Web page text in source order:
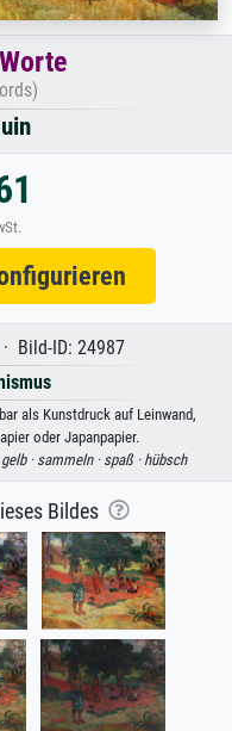
Bild-ID: 24987
als Kunstdruck auf Leinwand,
oder Japanpapier.
gelb · sammeln · spaß · hübsch
Bildes